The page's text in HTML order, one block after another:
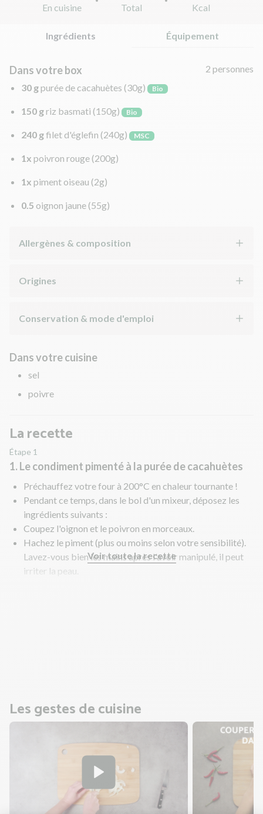
En cuisine
Total
Kcal
Ingrédients Équipement
Dans votre box
2 personnes
30 gpurée de cacahuètes (30g) Bio
150 griz basmati (150g) Bio
240 gfilet d'églefin (240g) MSC
1x poivron rouge (200g)
1x piment oiseau (2g)
0.5 oignon jaune (55g)
Allergènes & composition
Origines
Conservation & mode d'emploi
Dans votre cuisine
sel
poivre
La recette
Étape 1
1. Le condiment pimenté à la purée de cacahuètes
Préchauffez votre four à 200°C en chaleur tournante !
Pendant ce temps, dans le bol d'un mixeur, déposez les
ingrédients suivants :
Coupez l'oignon et le poivron en morceaux.
Hachez le piment (plus ou moins selon votre sensibilité).
Lavez-vous bien les mains après l'avoir manipulé, il peut
irriter la peau.
Voir toute la recette
Les gestes de cuisine